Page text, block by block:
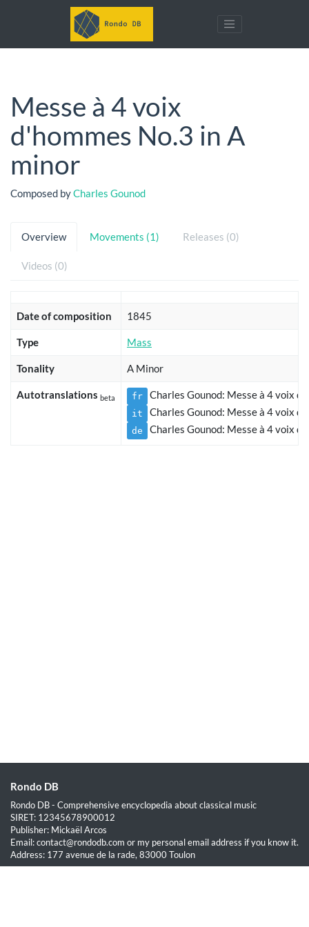
Messe à 4 voix
d'hommes No.3 in A
minor
Composed byCharles Gounod
Overview Movements (1) Releases (0)
Videos (0)
Date of composition 1845
Type Mass
Tonality A Minor
Autotranslations beta fr Charles Gounod: Messe à 4 voix
it Charles Gounod: Messe à 4 voix
de Charles Gounod: Messe à 4 voix
Rondo DB
Rondo DB - Comprehensive encyclopedia about classical music
SIRET: 12345678900012
Publisher: Mickaël Arcos
Email: contact@rondodb.com or my personal email address if you know it.
Address: 177 avenue de la rade, 83000 Toulon